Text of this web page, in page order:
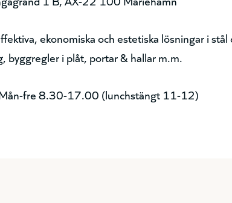
ekonomiska och estetiska lösningar i
byggregler i plåt, portar & hallar m.m.
fre 8.30-17.00 (lunchstängt 11-12)